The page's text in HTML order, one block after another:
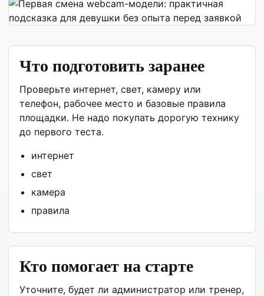
Что подготовить заранее
Проверьте интернет, свет, камеру или
телефон, рабочее место и базовые правила
площадки. Не надо покупать дорогую технику
до первого теста.
интернет
свет
камера
правила
Кто помогает на старте
Уточните, будет ли администратор или тренер,